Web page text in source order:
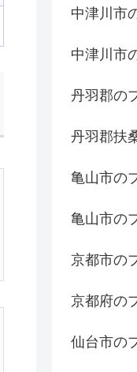
中津川市
中津川市
丹羽郡の
丹羽郡扶
亀山市の
亀山市の
京都市の
京都府の
仙台市の